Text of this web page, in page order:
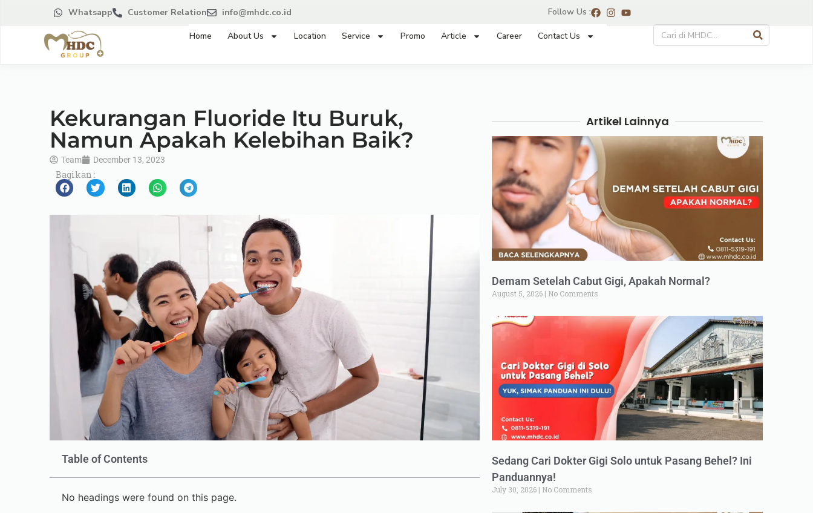
Whatsapp Customer Relation info@mhdc.co.id Follow Us :
Home About Us Location Service Promo Article Career Contact Us
Kekurangan Fluoride Itu Buruk,
Namun Apakah Kelebihan Baik?
Team December 13, 2023
Bagikan :
Table of Contents
No headings were found on this page.
Artikel Lainnya
Demam Setelah Cabut Gigi, Apakah Normal?
August 5, 2026 No Comments
Sedang Cari Dokter Gigi Solo untuk Pasang Behel? Ini
Panduannya!
July 30, 2026 No Comments